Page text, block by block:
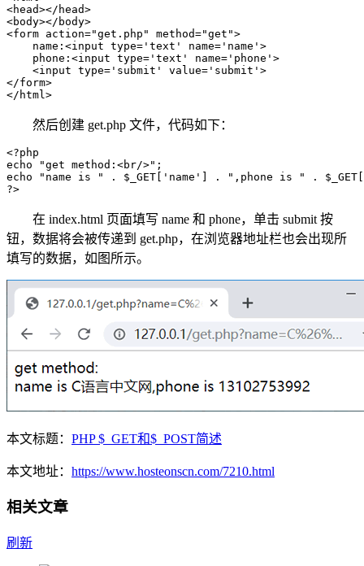
<head></head>
<body></body>
<form action="get.php" method="get">
    name:<input type='text' name='name'>
    phone:<input type='text' name='phone'>
    <input type='submit' value='submit'>
</form>
</html>
然后创建 get.php 文件，代码如下：
<?php
echo "get method:<br/>";
echo "name is " . $_GET['name'] . ",phone is " .
?>
在 index.html 页面填写 name 和 phone，单击 submit 按
钮，数据将会被传递到 get.php，在浏览器地址栏也会出现所
填写的数据，如图所示。
本文标题： PHP $_GET和$_POST简述
本文地址： https://www.hosteonscn.com/7210.html
相关文章
刷新